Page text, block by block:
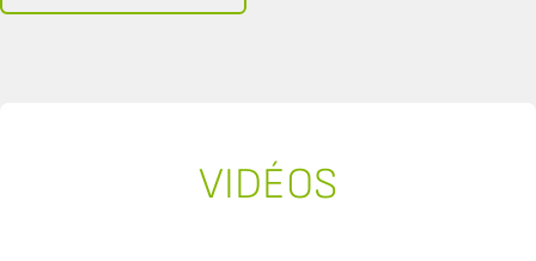
VIDÉOS